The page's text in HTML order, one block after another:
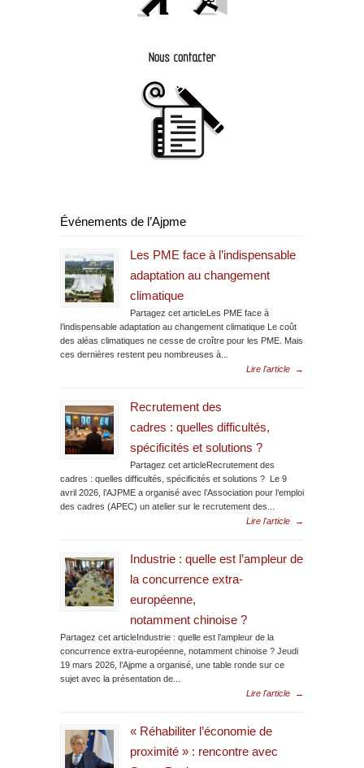
Événements de l’Ajpme
Les PME face à l’indispensable
adaptation au changement
climatique
Partagez cet articleLes PME face à
l’indispensable adaptation au changement climatique Le coût
des aléas climatiques ne cesse de croître pour les PME. Mais
ces dernières restent peu nombreuses à...
Lire l'article
→
Recrutement des
cadres : quelles difficultés,
spécificités et solutions ?
Partagez cet articleRecrutement des
cadres : quelles difficultés, spécificités et solutions ? Le 9
avril 2026, l’AJPME a organisé avec l’Association pour l’emploi
des cadres (APEC) un atelier sur le recrutement des...
Lire l'article
→
Industrie : quelle est l’ampleur de
la concurrence extra-
européenne,
notamment chinoise ?
Partagez cet articleIndustrie : quelle est l’ampleur de la
concurrence extra-européenne, notamment chinoise ? Jeudi
19 mars 2026, l’Ajpme a organisé, une table ronde sur ce
sujet avec la présentation de...
Lire l'article
→
« Réhabiliter l’économie de
proximité » : rencontre avec